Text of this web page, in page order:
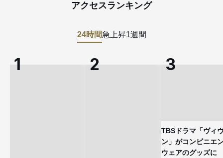
アクセスランキング
24時間急上昇1週間
TBSドラマ「ヴィ
ン」がコンビニエ
ウェアのグッズ